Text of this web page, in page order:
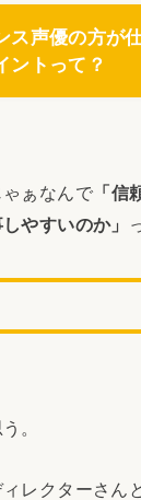
ス声優の方が
ントって？
ぁなんで 「信
やすいのか」
。
レクターさん